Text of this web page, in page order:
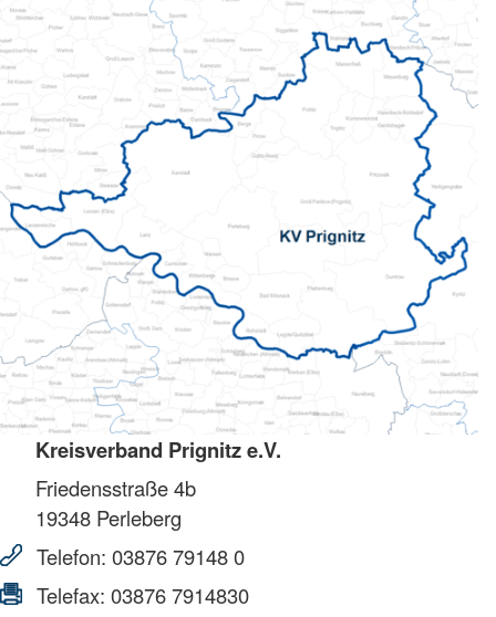
Kreisverband Prignitz e.V.
Friedensstraße 4b
19348 Perleberg
Telefon: 03876 79148 0
Telefax: 03876 7914830